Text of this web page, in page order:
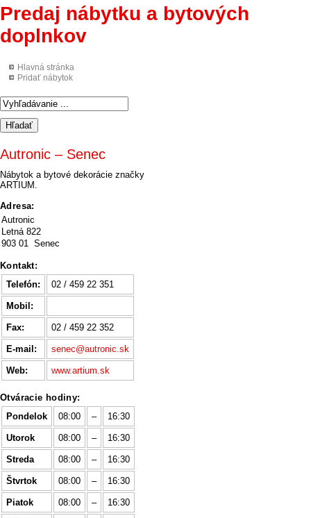
Predaj nábytku a bytových
doplnkov
Hlavná stránka
Pridať nábytok
Autronic – Senec
Nábytok a bytové dekorácie značky
ARTIUM.
Adresa:
Autronic
Letná 822
903 01 Senec
Kontakt:
Telefón:
02 / 459 22 351
Mobil:
Fax: 02 / 459 22 352
E-mail: senec@autronic.sk
Web: www.artium.sk
Otváracie hodiny:
Pondelok
08:00 – 16:30
Utorok 08:00 – 16:30
Streda 08:00 – 16:30
Štvrtok 08:00 – 16:30
Piatok 08:00 – 16:30